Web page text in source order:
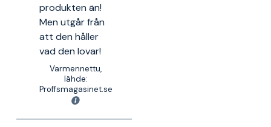
produkten än!
Men utgår från
att den håller
vad den lovar!
Varmennettu,
lähde:
Proffsmagasinet.se